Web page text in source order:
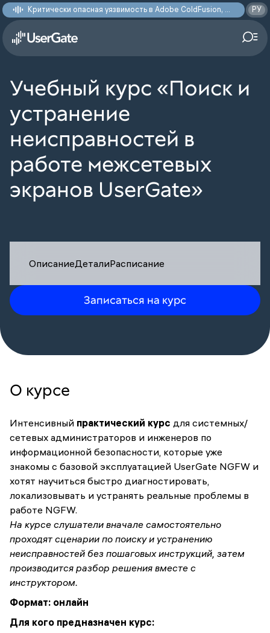
Критически опасная уязвимость в Adobe ColdFusion, позволяющая получить доступ к произвольным файлам: CVE-2026-48282 РУ
Учебный курс «Поиск и
устранение
неисправностей в
работе межсетевых
экранов UserGate»
ОписаниеДеталиРасписание
Записаться на курс
О курсе
Интенсивный практический курс для системных/
сетевых администраторов и инженеров по
информационной безопасности, которые уже
знакомы с базовой эксплуатацией UserGate NGFW и
хотят научиться быстро диагностировать,
локализовывать и устранять реальные проблемы в
работе NGFW.
На курсе слушатели вначале самостоятельно
проходят сценарии по поиску и устранению
неисправностей без пошаговых инструкций, затем
производится разбор решения вместе с
инструктором.
Формат: онлайн
Для кого предназначен курс: